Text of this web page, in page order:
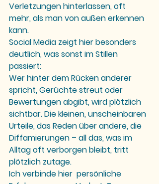
Verletzungen hinterlassen, oft
mehr, als man von außen erkennen
kann.
Social Media zeigt hier besonders
deutlich, was sonst im Stillen
passiert:
Wer hinter dem Rücken anderer
spricht, Gerüchte streut oder
Bewertungen abgibt, wird plötzlich
sichtbar. Die kleinen, unscheinbaren
Urteile, das Reden über andere, die
Diffamierungen – all das, was im
Alltag oft verborgen bleibt, tritt
plötzlich zutage.
Ich verbinde hier  persönliche